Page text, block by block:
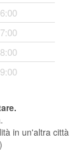
in un'altra città